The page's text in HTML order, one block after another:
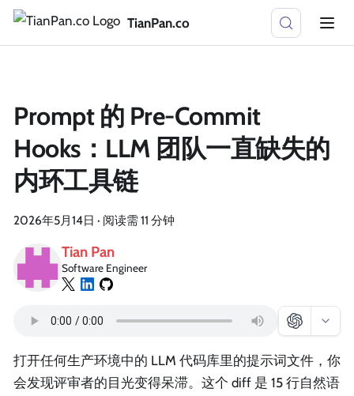
TianPan.co
Prompt 的 Pre-Commit
Hooks：LLM 团队一直缺失的
内环工具链
2026年5月14日 · 阅读需 11 分钟
Tian Pan
Software Engineer
打开任何生产环境中的 LLM 代码库里的提示词文件，你
会发现评审者的目光变得呆滞。这个 diff 是 15 行自然语